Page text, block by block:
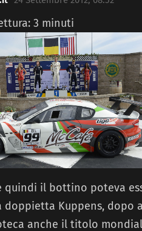
3 minuti
quindi il bottino poteva
doppietta Kuppens, dopo
anche il titolo